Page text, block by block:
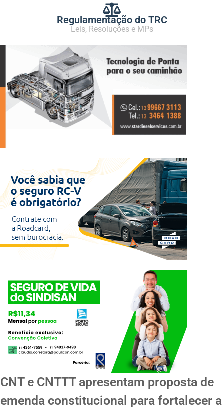
Regulamentação do TRC
Leis, Resoluções e MPs
CNT e CNTTT apresentam proposta de
emenda constitucional para fortalecer a